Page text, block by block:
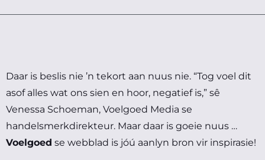
Daar is beslis nie ’n tekort aan nuus nie. “Tog voel dit
asof alles wat ons sien en hoor, negatief is,” sê
Venessa Schoeman, Voelgoed Media se
handelsmerkdirekteur. Maar daar is goeie nuus …
Voelgoed se webblad is jóú aanlyn bron vir inspirasie!